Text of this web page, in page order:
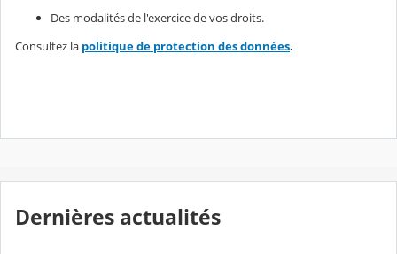
Des modalités de l'exercice de vos droits.
Consultez la politique de protection des données.
Dernières actualités